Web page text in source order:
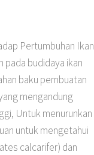
Pertumbuhan Ikan
pada budidaya ikan
baku pembuatan
mengandung
Untuk menurunkan
untuk mengetahui
calcarifer) dan